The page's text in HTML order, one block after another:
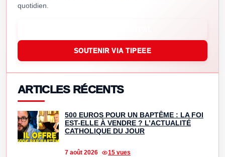
quotidien.
SOUTENIR VIA TIPEEE
ARTICLES RÉCENTS
500 EUROS POUR UN BAPTÊME : LA FOI
EST-ELLE À VENDRE ? L’ACTUALITÉ
CATHOLIQUE DU JOUR
7 août 2026 15 vues